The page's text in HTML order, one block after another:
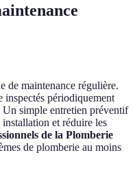
de maintenance régulière.
inspectés périodiquement
simple entretien préventif
et réduire les
de la Plomberie
de plomberie au moins